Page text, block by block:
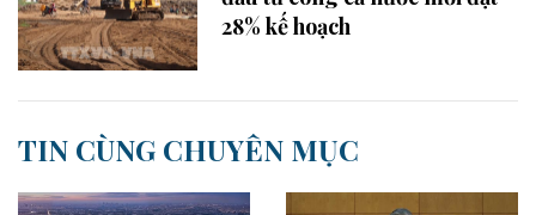
28% kế hoạch
TIN CÙNG CHUYÊN MỤC